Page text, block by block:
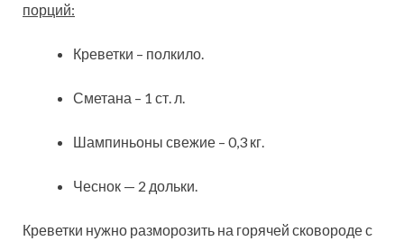
порций:
Креветки – полкило.
Сметана – 1 ст. л.
Шампиньоны свежие – 0,3 кг.
Чеснок — 2 дольки.
Креветки нужно разморозить на горячей сковороде с